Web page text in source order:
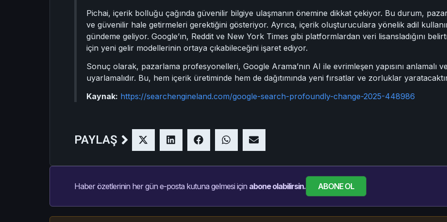
Pichai, içerik bolluğu çağında güvenilir bilgiye ulaşmanın önemine dikkat çekiyor. Bu durum,
ve güvenilir hale getirmeleri gerektiğini gösteriyor. Ayrıca, içerik oluşturuculara yönelik adil
gündeme geliyor. Google’ın, Reddit ve New York Times gibi platformlardan veri lisansladığını
için yeni gelir modellerinin ortaya çıkabileceğini işaret ediyor.
Sonuç olarak, pazarlama profesyonelleri, Google Arama’nın AI ile evrimleşen yapısını anlamalı
uyarlamalıdır. Bu, hem içerik üretiminde hem de dağıtımında yeni fırsatlar ve zorluklar
Kaynak: https://searchengineland.com/google-search-profoundly-change-2025-448986
PAYLAŞ
Haber özetlerinin her gün e-posta kutuna gelmesi için abone olabilirsin. ABONE OL